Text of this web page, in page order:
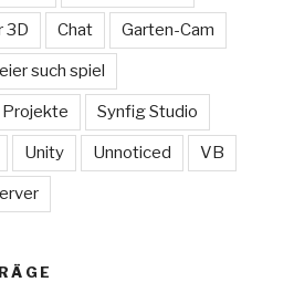
3D Chat Garten-Cam
such spiel
Projekte Synfig Studio
Unity Unnoticed VB